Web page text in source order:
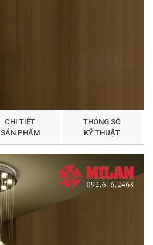
CHI TIẾT
SẢN PHẨM
THÔNG SỐ
KỸ THUẬT